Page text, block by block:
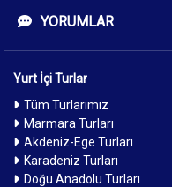
YORUMLAR
Yurt İçi Turlar
Tüm Turlarımız
Marmara Turları
Akdeniz-Ege Turları
Karadeniz Turları
Doğu Anadolu Turları